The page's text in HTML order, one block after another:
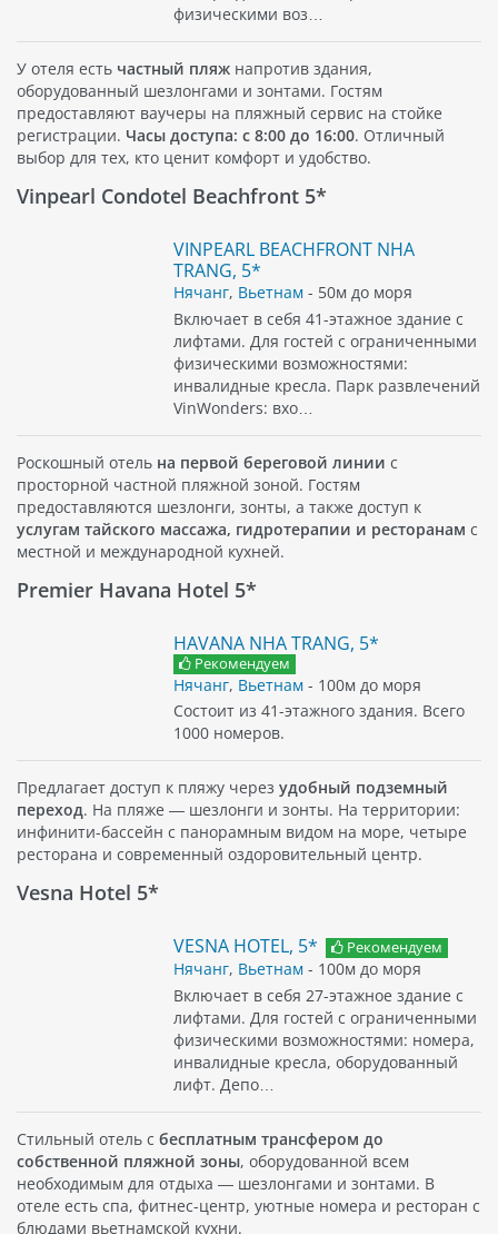
физическими воз…
У отеля есть частный пляж напротив здания,
оборудованный шезлонгами и зонтами. Гостям
предоставляют ваучеры на пляжный сервис на стойке
регистрации. Часы доступа: с 8:00 до 16:00. Отличный
выбор для тех, кто ценит комфорт и удобство.
Vinpearl Condotel Beachfront 5*
VINPEARL BEACHFRONT NHA
TRANG, 5*
Нячанг, Вьетнам - 50м до моря
Включает в себя 41-этажное здание с
лифтами. Для гостей с ограниченными
физическими возможностями:
инвалидные кресла. Парк развлечений
VinWonders: вхо…
Роскошный отель на первой береговой линии с
просторной частной пляжной зоной. Гостям
предоставляются шезлонги, зонты, а также доступ к
услугам тайского массажа, гидротерапии и ресторанам с
местной и международной кухней.
Premier Havana Hotel 5*
HAVANA NHA TRANG, 5*
Рекомендуем
Нячанг, Вьетнам - 100м до моря
Состоит из 41-этажного здания. Всего
1000 номеров.
Предлагает доступ к пляжу через удобный подземный
переход. На пляже — шезлонги и зонты. На территории:
инфинити-бассейн с панорамным видом на море, четыре
ресторана и современный оздоровительный центр.
Vesna Hotel 5*
VESNA HOTEL, 5* Рекомендуем
Нячанг, Вьетнам - 100м до моря
Включает в себя 27-этажное здание с
лифтами. Для гостей с ограниченными
физическими возможностями: номера,
инвалидные кресла, оборудованный
лифт. Депо…
Стильный отель с бесплатным трансфером до
собственной пляжной зоны, оборудованной всем
необходимым для отдыха — шезлонгами и зонтами. В
отеле есть спа, фитнес-центр, уютные номера и ресторан с
блюдами вьетнамской кухни.